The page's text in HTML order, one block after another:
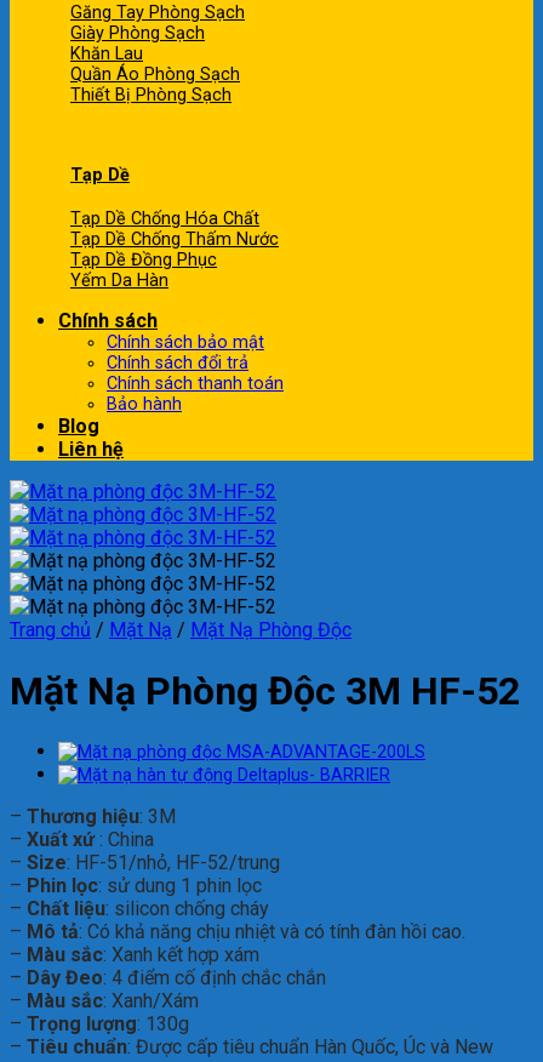
Găng Tay Phòng Sạch
Giày Phòng Sạch
Khăn Lau
Quần Áo Phòng Sạch
Thiết Bị Phòng Sạch
Tạp Dề
Tạp Dề Chống Hóa Chất
Tạp Dề Chống Thấm Nước
Tạp Dề Đồng Phục
Yếm Da Hàn
Chính sách
Chính sách bảo mật
Chính sách đổi trả
Chính sách thanh toán
Bảo hành
Blog
Liên hệ
Trang chủ / Mặt Nạ / Mặt Nạ Phòng Độc
Mặt Nạ Phòng Độc 3M HF-52
– Thương hiệu: 3M
– Xuất xứ: China
– Size: HF-51/nhỏ, HF-52/trung
– Phin lọc: sử dung 1 phin lọc
– Chất liệu: silicon chống cháy
– Mô tả: Có khả năng chịu nhiệt và có tính đàn hồi cao.
– Màu sắc: Xanh kết hợp xám
– Dây Đeo: 4 điểm cố định chắc chắn
– Màu sắc: Xanh/Xám
– Trọng lượng: 130g
– Tiêu chuẩn: Được cấp tiêu chuẩn Hàn Quốc, Úc và New